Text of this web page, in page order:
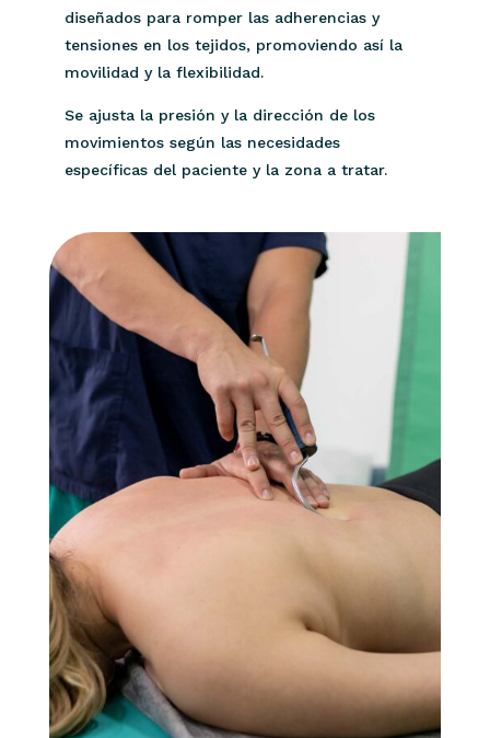
diseñados para romper las adherencias y
tensiones en los tejidos, promoviendo así la
movilidad y la flexibilidad.
Se ajusta la presión y la dirección de los
movimientos según las necesidades
específicas del paciente y la zona a tratar.